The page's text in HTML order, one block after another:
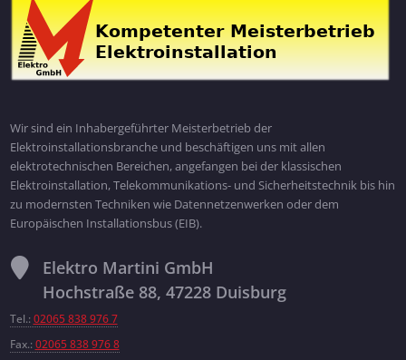
Wir sind ein Inhabergeführter Meisterbetrieb der
Elektroinstallationsbranche und beschäftigen uns mit allen
elektrotechnischen Bereichen, angefangen bei der klassischen
Elektroinstallation, Telekommunikations- und Sicherheitstechnik bis hin
zu modernsten Techniken wie Datennetzenwerken oder dem
Europäischen Installationsbus (EIB).
Elektro Martini GmbH
Hochstraße 88, 47228 Duisburg
Tel.: 02065 838 976 7
Fax.: 02065 838 976 8